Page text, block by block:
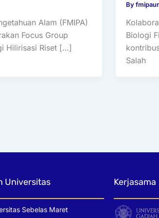
Alam (FMIPA)
Focus Group
Hilirisasi Riset […]
By
Biologi
Salah
Universitas
Sebelas Maret
Kerjasama